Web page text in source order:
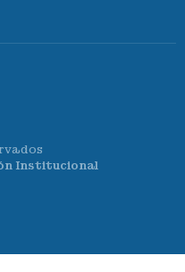
Institucional